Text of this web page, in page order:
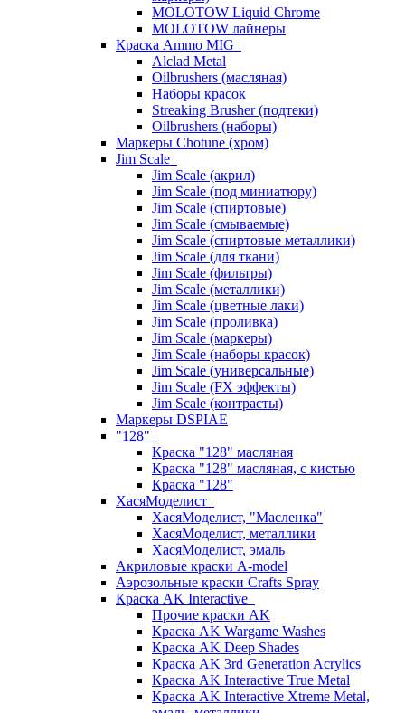
MOLOTOW Liquid Chrome
MOLOTOW лайнеры
Краска Ammo MIG
Alclad Metal
Oilbrushers (масляная)
Наборы красок
Streaking Brusher (подтеки)
Oilbrushers (наборы)
Маркеры Chotune (хром)
Jim Scale
Jim Scale (акрил)
Jim Scale (под миниатюру)
Jim Scale (спиртовые)
Jim Scale (смываемые)
Jim Scale (спиртовые металлики)
Jim Scale (для ткани)
Jim Scale (фильтры)
Jim Scale (металлики)
Jim Scale (цветные лаки)
Jim Scale (проливка)
Jim Scale (маркеры)
Jim Scale (наборы красок)
Jim Scale (универсальные)
Jim Scale (FX эффекты)
Jim Scale (контрасты)
Маркеры DSPIAE
"128"
Краска "128" масляная
Краска "128" масляная, с кистью
Краска "128"
ХасяМоделист
ХасяМоделист, "Масленка"
ХасяМоделист, металлики
ХасяМоделист, эмаль
Акриловые краски A-model
Аэрозольные краски Crafts Spray
Краска AK Interactive
Прочие краски AK
Краска AK Wargame Washes
Краска AK Deep Shades
Краска AK 3rd Generation Acrylics
Краска AK Interactive True Metal
Краска AK Interactive Xtreme Metal,